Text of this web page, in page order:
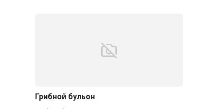
Грибной бульон